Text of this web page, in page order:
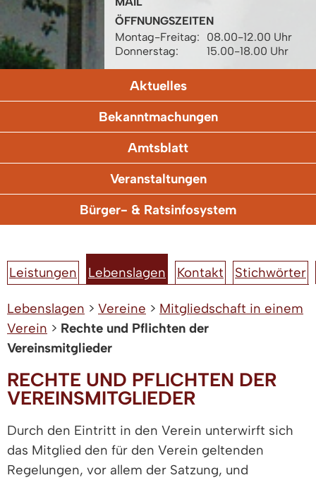
ÖFFNUNGSZEITEN
Montag-Freitag:
08.00-12.00 Uhr
Donnerstag:
15.00-18.00 Uhr
Aktuelles
Bekanntmachungen
Amtsblatt
Veranstaltungen
Bürger- & Ratsinfosystem
Leistungen Lebenslagen Kontakt Stichwörter
Lebenslagen > Vereine > Mitgliedschaft in einem
Verein > Rechte und Pflichten der
Vereinsmitglieder
RECHTE UND PFLICHTEN DER
VEREINSMITGLIEDER
Durch den Eintritt in den Verein unterwirft sich
das Mitglied den für den Verein geltenden
Regelungen, vor allem der Satzung, und